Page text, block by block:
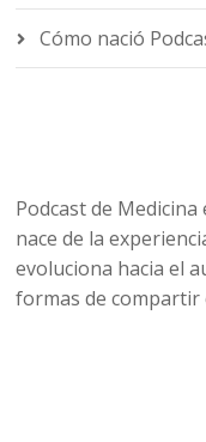
Cómo nació
Podcast de
nace de la
evoluciona hacia el
formas de